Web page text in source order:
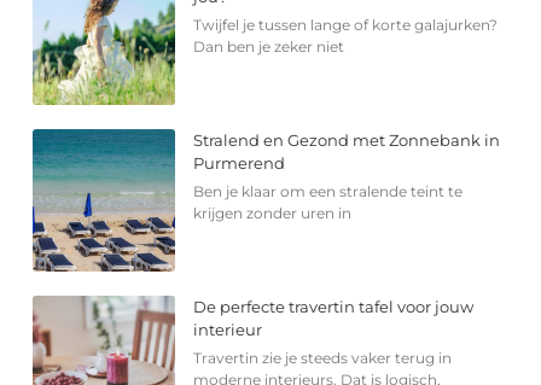
Twijfel je tussen lange of korte galajurken?
Dan ben je zeker niet
Stralend en Gezond met Zonnebank in
Purmerend
Ben je klaar om een stralende teint te
krijgen zonder uren in
De perfecte travertin tafel voor jouw
interieur
Travertin zie je steeds vaker terug in
moderne interieurs. Dat is logisch,